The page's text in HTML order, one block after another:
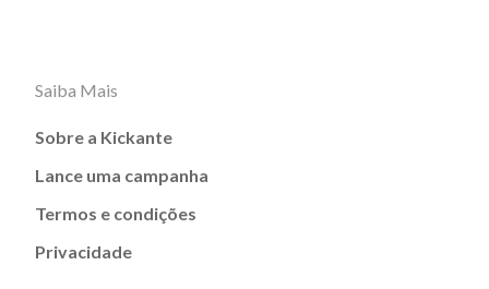
Saiba Mais
Sobre a Kickante
Lance uma campanha
Termos e condições
Privacidade